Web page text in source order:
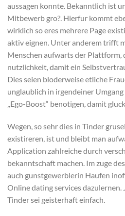
aussagen konnte. Bekanntlich ist
Mitbewerb gro?. Hierfur kommt
wirklich so eres mehrere Page
aktiv eignen. Unter anderem trifft
Menschen aufwarts der Plattform,
nutzlichkeit, damit ein
Dies seien bloderweise etliche
unglaublich in irgendeiner
„Ego-Boost“ benotigen, damit
Wegen, so sehr dies in Tinder
existireren, ist und bleibt man
Application zahlreiche durch
bekanntschaft machen. Im zuge
auch gunstgewerblerin Haufen
Online dating services dazulernen.
Tinder sei geisterhaft einfach.